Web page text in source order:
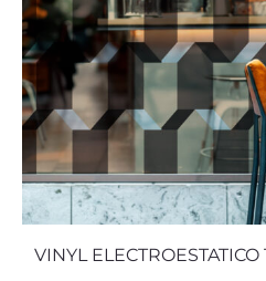
VINYL